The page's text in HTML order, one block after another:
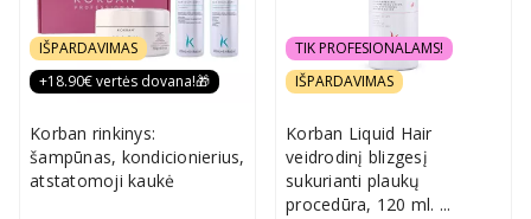
IŠPARDAVIMAS
+18.90€ vertės dovana!🎁
Korban rinkinys:
šampūnas, kondicionierius,
atstatomoji kaukė
TIK PROFESIONALAMS!
IŠPARDAVIMAS
Korban Liquid Hair
veidrodinį blizgesį
sukurianti plaukų
procedūra, 120 ml. ...